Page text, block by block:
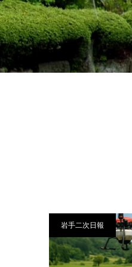
岩手二次日報